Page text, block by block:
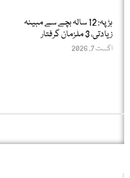
ہڑپہ: 12 سالہ بچے سے مبینہ
زیادتی، 3 ملزمان گرفتار
اگست 7, 2026